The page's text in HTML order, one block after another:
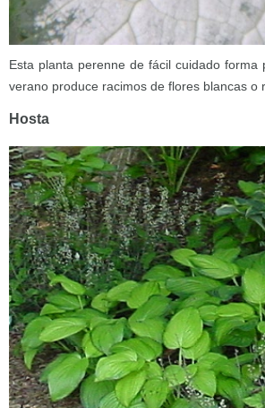
Esta planta perenne de fácil cuidado
verano produce racimos de flores blancas o
Hosta